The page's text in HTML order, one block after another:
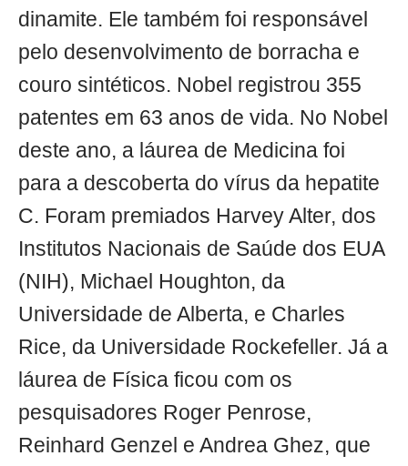
dinamite. Ele também foi responsável
pelo desenvolvimento de borracha e
couro sintéticos. Nobel registrou 355
patentes em 63 anos de vida. No Nobel
deste ano, a láurea de Medicina foi
para a descoberta do vírus da hepatite
C. Foram premiados Harvey Alter, dos
Institutos Nacionais de Saúde dos EUA
(NIH), Michael Houghton, da
Universidade de Alberta, e Charles
Rice, da Universidade Rockefeller. Já a
láurea de Física ficou com os
pesquisadores Roger Penrose,
Reinhard Genzel e Andrea Ghez, que